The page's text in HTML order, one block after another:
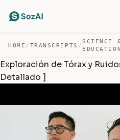
HOME / TRANSCRIPTS /
SCIENCE
EDUCATION
Exploración de Tórax y
Detallado ]